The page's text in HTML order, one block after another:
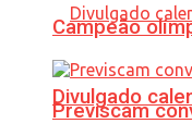
Divulgado
Campeão
Previscam